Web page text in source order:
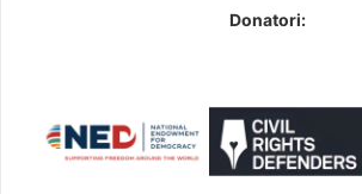
Donatori: